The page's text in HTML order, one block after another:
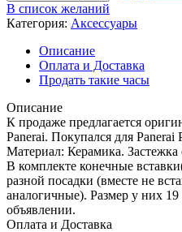
В список желаний
Категория: Аксессуары
Описание
Оплата и Доставка
Продать такие часы
Описание
К продаже предлагается
Panerai. Покупался для Panerai
Материал: Керамика. Застежка
В комплекте конечные
разной посадки (вместе не
аналогичные). Размер у них
объявлении.
Оплата и Доставка